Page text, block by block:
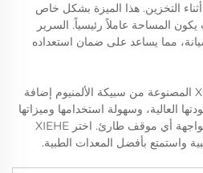
التخزين. هذا الميزة بشكل خاص
المساحة عاملاً رئيسياً. السرير
مما يساعد على ضمان استعداده
إن أبعاد نقالة XIEHE MEDICAL المصنوعة من سبيكة الألمنيوم إضافة
العالية، وسهولة استخدامها وميزاتها
المريحة تجعلها الخيار المثالي لمواجهة أي موقف طارئ. اختر XIEHE